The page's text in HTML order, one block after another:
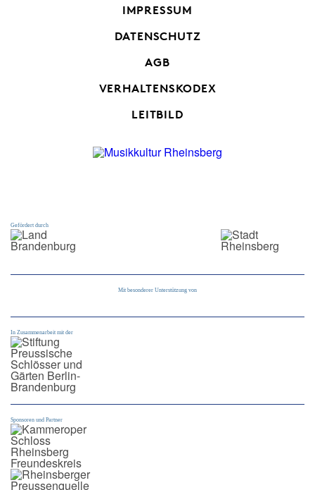
IMPRESSUM
DATENSCHUTZ
AGB
VERHALTENSKODEX
LEITBILD
Gefördert durch
Mit besonderer Unterstützung von
In Zusammenarbeit mit der
Sponsoren und Partner